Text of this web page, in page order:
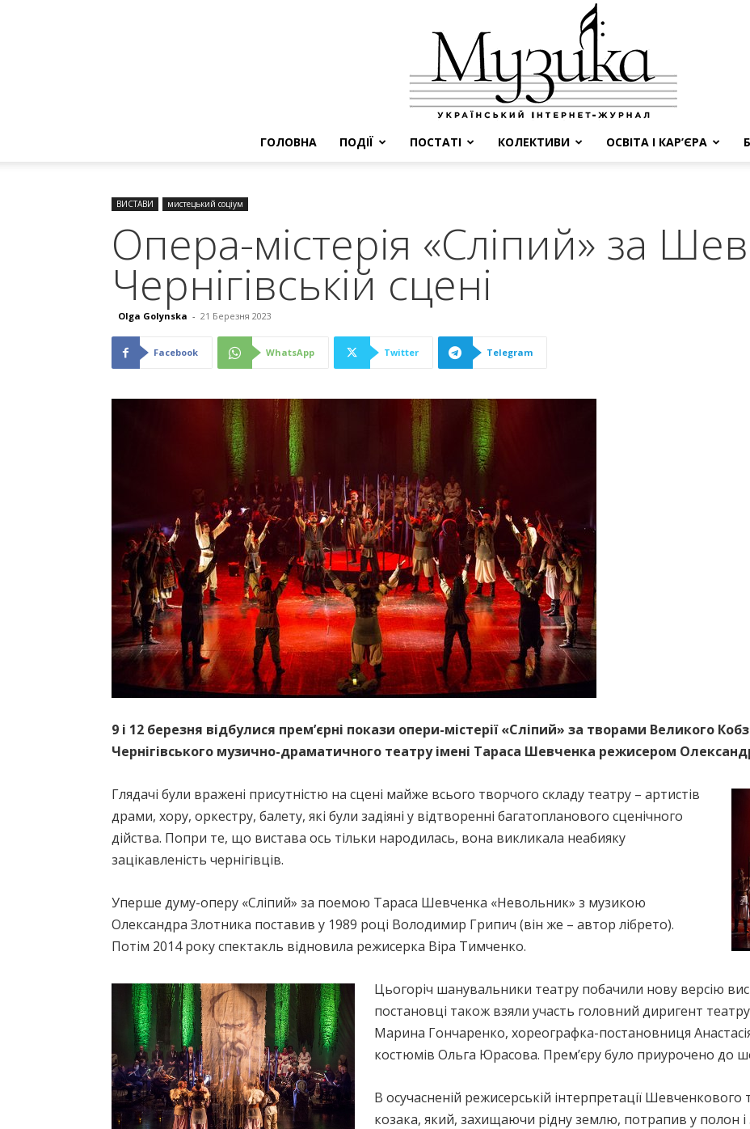
ГОЛОВНА ПОДІЇ ПОСТАТІ КОЛЕКТИВИ ОСВІТА І КАР’ЄРА
ВИСТАВИ мистецький соціум
Опера-містерія «Сліпий» за
Чернігівській сцені
Olga Golynska - 21 Березня 2023
Facebook WhatsApp Twitter Telegram
9 і 12 березня відбулися прем’єрні покази опери-містерії «Сліпий» за творами Великого
Чернігівського музично-драматичного театру імені Тараса Шевченка режисером
Глядачі були вражені присутністю на сцені майже всього творчого складу театру – артистів
драми, хору, оркестру, балету, які були задіяні у відтворенні багатопланового сценічного
дійства. Попри те, що вистава ось тільки народилась, вона викликала неабияку
зацікавленість чернігівців.
Уперше думу-оперу «Сліпий» за поемою Тараса Шевченка «Невольник» з музикою
Олександра Злотника поставив у 1989 році Володимир Грипич (він же – автор лібрето).
Потім 2014 року спектакль відновила режисерка Віра Тимченко.
Цьогоріч шанувальники театру побачили нову версію
постановці також взяли участь головний диригент
Марина Гончаренко, хореографка-постановниця
костюмів Ольга Юрасова. Прем’єру було приурочено до
В осучасненій режисерській інтерпретації
козака, який, захищаючи рідну землю, потрапив у полон